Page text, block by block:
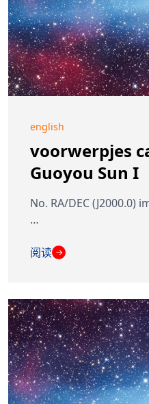
english
voorwerpjes
Guoyou Sun I
No. RA/DEC (J2000.0)
…
阅读 →